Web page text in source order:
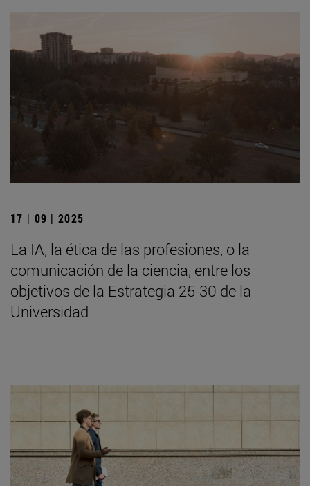
17 | 09 | 2025
La IA, la ética de las profesiones, o la
comunicación de la ciencia, entre los
objetivos de la Estrategia 25-30 de la
Universidad